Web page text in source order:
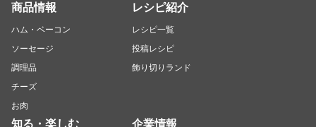
商品情報
ハム・ベーコン
ソーセージ
調理品
チーズ
お肉
レシピ紹介
レシピ一覧
投稿レシピ
飾り切りランド
知る・楽しむ 企業情報